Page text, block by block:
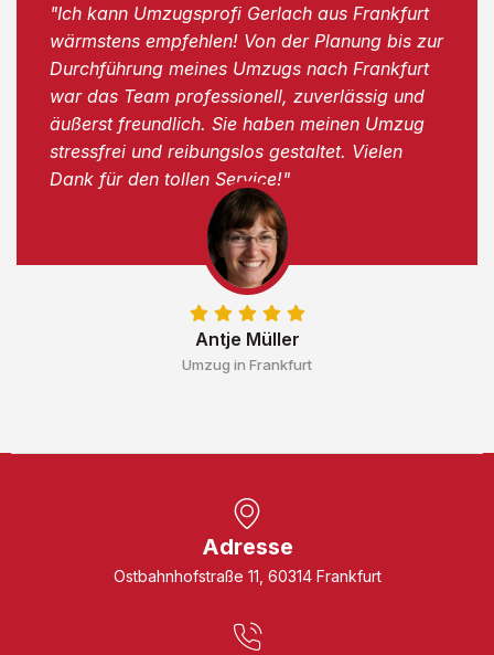
Antje Müller
Umzug in Frankfurt
"Ich kann Umzugsprofi Gerlach aus Frankfurt
wärmstens empfehlen! Von der Planung bis zur
Durchführung meines Umzugs nach Frankfurt
war das Team professionell, zuverlässig und
äußerst freundlich. Sie haben meinen Umzug
stressfrei und reibungslos gestaltet. Vielen
Dank für den tollen Service!"
Adresse
Ostbahnhofstraße 11, 60314 Frankfurt